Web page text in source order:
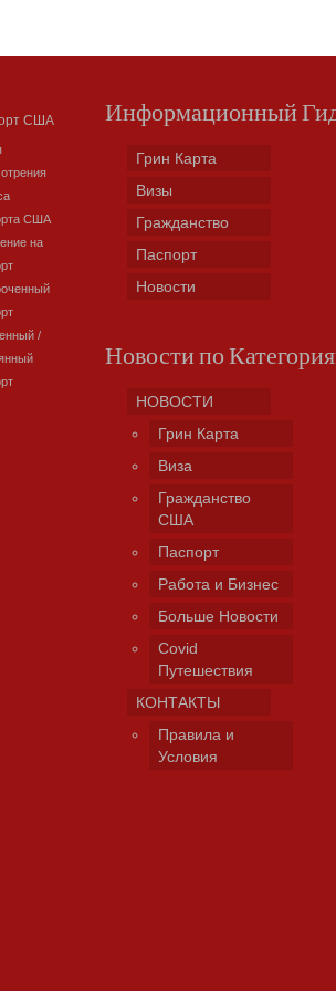
США
США
на
/
Информационный
Грин Карта
Визы
Гражданство
Паспорт
Новости
Новости по
НОВОСТИ
Грин Карта
Виза
Гражданство
США
Паспорт
Работа и Бизнес
Больше Новости
Covid
Путешествия
КОНТАКТЫ
Правила и
Условия